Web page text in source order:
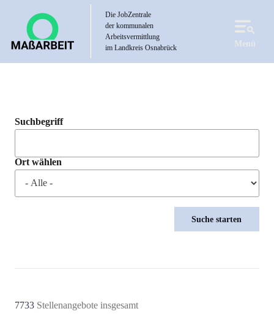
Die JobZentrale
der kommunalen
Arbeitsvermittlung
im Landkreis Osnabrück
Menü
Suchbegriff
Ort wählen
7733 Stellenangebote insgesamt